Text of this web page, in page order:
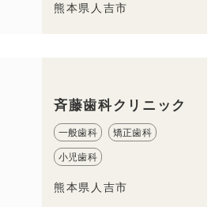
熊本県人吉市
斉藤歯科クリニック
一般歯科 矯正歯科
小児歯科
熊本県人吉市